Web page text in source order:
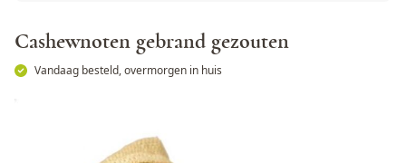
Cashewnoten gebrand gezouten
Vandaag besteld, overmorgen in huis